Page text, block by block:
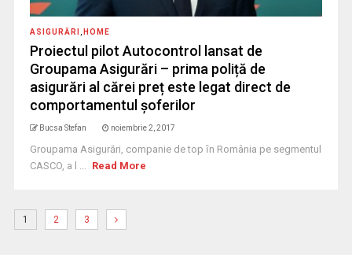
ASIGURĂRI HOME
Proiectul pilot Autocontrol lansat de
Groupama Asigurări – prima poliță de
asigurări al cărei preț este legat direct de
comportamentul șoferilor
Bucsa Stefan noiembrie 2, 2017
Groupama Asigurări, companie de top ȋn România pe segmentul
CASCO, a l ... Read More
1 2 3